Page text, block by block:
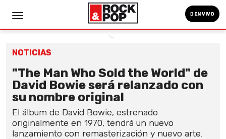
EN VIVO
NOTICIAS
"The Man Who Sold the World" de
David Bowie será relanzado con
su nombre original
El álbum de David Bowie, estrenado
originalmente en 1970, tendrá un nuevo
lanzamiento con remasterización y nuevo arte.